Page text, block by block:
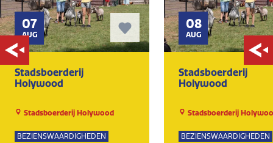
07
AUG
Stadsboerderij
Holywood
Stadsboerderij Holywood
BEZIENSWAARDIGHEDEN
08
AUG
Stadsboerderij
Holywood
Stadsboerderij
BEZIENSWAARDIGHEDEN